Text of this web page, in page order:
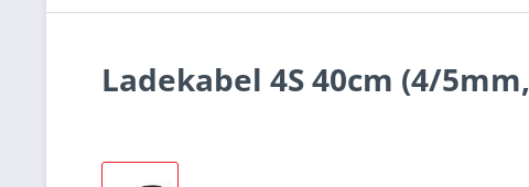
Ladekabel 4S 40cm (4/